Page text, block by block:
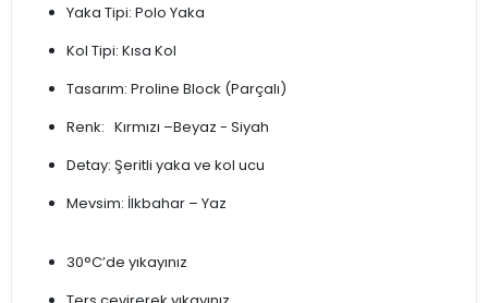
Yaka Tipi: Polo Yaka
Kol Tipi: Kısa Kol
Tasarım: Proline Block (Parçalı)
Renk: Kırmızı –Beyaz - Siyah
Detay: Şeritli yaka ve kol ucu
Mevsim: İlkbahar – Yaz
30°C’de yıkayınız